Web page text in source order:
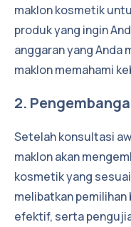
maklon kosmetik
produk yang ingin
anggaran yang Anda
maklon memahami
2.
Setelah konsultasi
maklon akan
kosmetik yang
melibatkan pemilihan
efektif, serta